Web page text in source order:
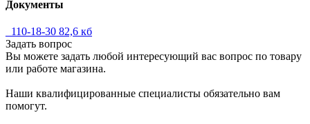
Документы
_110-18-30 82,6 кб
Задать вопрос
Вы можете задать любой интересующий вас вопрос по товару
или работе магазина.
Наши квалифицированные специалисты обязательно вам
помогут.